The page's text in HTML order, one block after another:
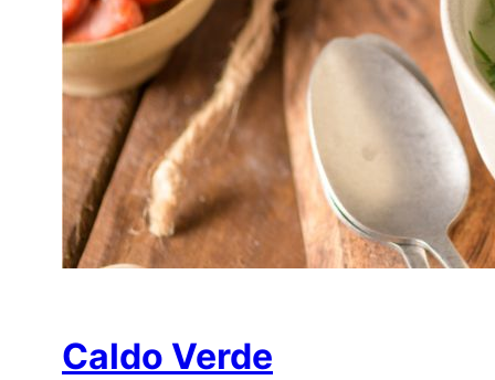
Caldo Verde